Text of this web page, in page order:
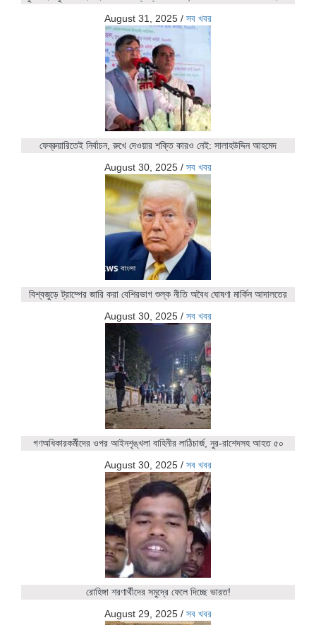
August 31, 2025 / সব খবর
ফেব্রুয়ারিতেই নির্বাচন, রুখে দেওয়ার শক্তি কারও নেই: সালাহউদ্দিন আহমেদ
August 30, 2025 / সব খবর
বিশ্বজুড়ে ট্রাম্পের জারি করা বেশিরভাগ শুল্ক নীতি অবৈধ ঘোষণা মার্কিন আদালতের
August 30, 2025 / সব খবর
গণঅধিকারকর্মীদের ওপর আইনশৃঙ্খলা বাহিনীর লাঠিচার্জ, নুর-রাশেদসহ আহত ৫০
August 30, 2025 / সব খবর
রোহিঙ্গা শরণার্থীদের সমুদ্রে ফেলে দিচ্ছে ভারত!
August 29, 2025 / সব খবর